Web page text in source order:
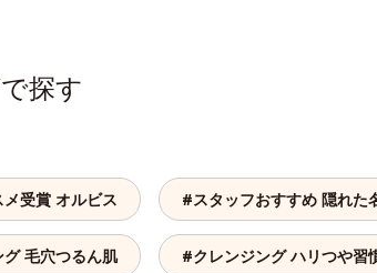
探す
受賞 オルビス #スタッフおすすめ 隠れた
毛穴つるん肌 #クレンジング ハリつや習